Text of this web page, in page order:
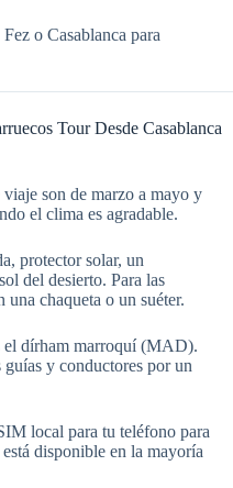
o Casablanca para
Tour Desde Casablanca
viaje son de marzo a mayo y
el clima es agradable.
protector solar, un
del desierto. Para las
una chaqueta o un suéter.
el dírham marroquí (MAD).
y conductores por un
local para tu teléfono para
disponible en la mayoría